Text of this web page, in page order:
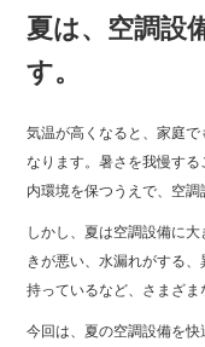
夏は、空調設
す。
気温が高くなると、家庭
なります。暑さを我慢す
内環境を保つうえで、空調
しかし、夏は空調設備に
きが悪い、水漏れがする
持っているなど、さまざま
今回は、夏の空調設備を